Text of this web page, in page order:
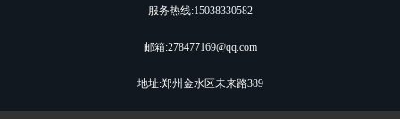
服务热线:15038330582
邮箱:278477169@qq.com
地址:郑州金水区未来路389